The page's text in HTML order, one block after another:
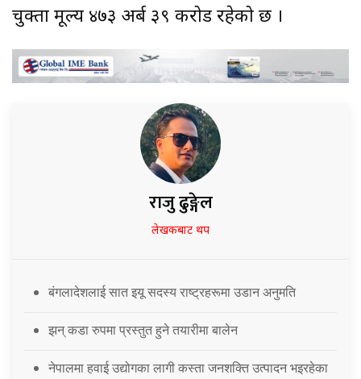
चुक्ता मूल्य ४७३ अर्ब ३९ करोड रहेको छ ।
राजु ढुङ्गेल
लेखकबाट थप
बंगलादेशलाई सात इयू सदस्य राष्ट्रहरूमा उडान अनुमति
झन् कडा रुपमा प्रस्तुत हुने तयारीमा बालेन
नेपालमा हवाई उद्योगका लागी कस्ता जनशक्ति उत्पादन भइरहेका